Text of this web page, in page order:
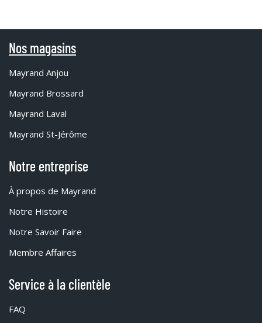
Nos magasins
Mayrand Anjou
Mayrand Brossard
Mayrand Laval
Mayrand St-Jérôme
Notre entreprise
À propos de Mayrand
Notre Histoire
Notre Savoir Faire
Membre Affaires
Service à la clientèle
FAQ